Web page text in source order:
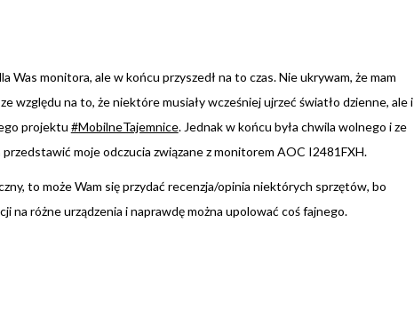
Was monitora, ale w końcu przyszedł na to czas. Nie ukrywam, że mam
względu na to, że niektóre musiały wcześniej ujrzeć światło dzienne, ale i
projektu #MobilneTajemnice. Jednak w końcu była chwila wolnego i ze
przedstawić moje odczucia związane z monitorem AOC I2481FXH.
to może Wam się przydać recenzja/opinia niektórych sprzętów, bo
na różne urządzenia i naprawdę można upolować coś fajnego.